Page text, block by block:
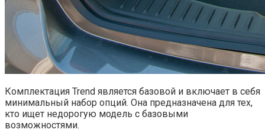
Комплектация Trend является базовой и включает в себя
минимальный набор опций. Она предназначена для тех,
кто ищет недорогую модель с базовыми
возможностями.